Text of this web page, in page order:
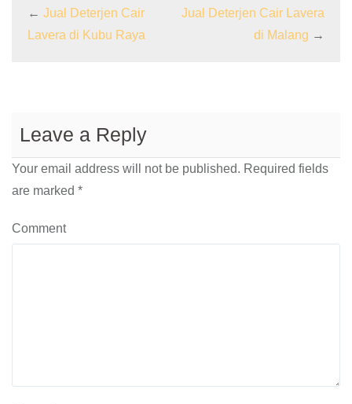
← Jual Deterjen Cair
Lavera di Kubu Raya
Jual Deterjen Cair Lavera
di Malang →
Leave a Reply
Your email address will not be published. Required fields
are marked *
Comment